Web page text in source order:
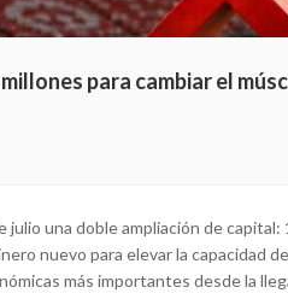
para cambiar el
julio una doble ampliación de
nuevo para elevar la capacidad
más importantes desde la